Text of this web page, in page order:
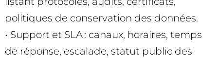
politiques de conservation des données.
• Support et SLA : canaux, horaires, temps
de réponse, escalade, statut public des